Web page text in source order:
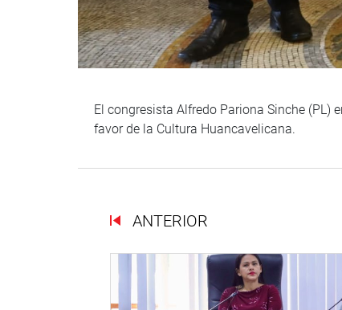
El congresista Alfredo Pariona Sinche
favor de la Cultura Huancavelicana.
ANTERIOR